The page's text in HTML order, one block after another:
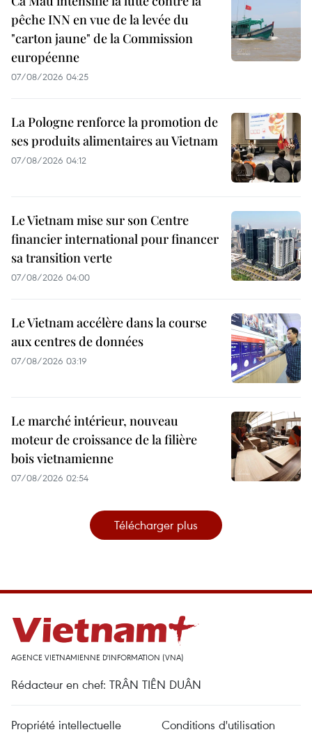
pêche INN en vue de la levée du
"carton jaune" de la Commission
européenne
07/08/2026 04:25
La Pologne renforce la promotion de
ses produits alimentaires au Vietnam
07/08/2026 04:12
Le Vietnam mise sur son Centre
financier international pour financer
sa transition verte
07/08/2026 04:00
Le Vietnam accélère dans la course
aux centres de données
07/08/2026 03:19
Le marché intérieur, nouveau
moteur de croissance de la filière
bois vietnamienne
07/08/2026 02:54
Télécharger plus
AGENCE VIETNAMIENNE D'INFORMATION (VNA)
Rédacteur en chef: TRÂN TIÊN DUÂN
Propriété intellectuelle Conditions d'utilisation